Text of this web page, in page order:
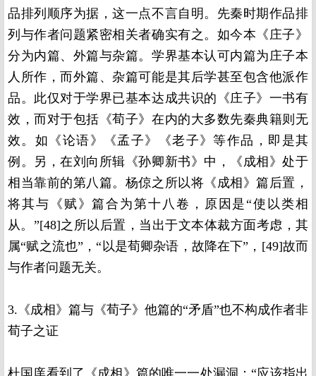
品排列顺序为据，这一点不言自明。先秦时期作品排
列与作者问题紧密相关者确实有之。如今本《庄子》
分为内篇、外篇与杂篇。学界基本认可内篇为庄子本
人所作，而外篇、杂篇可能是其后学甚至包含他派作
品。此仅对于学界已基本达成共识的《庄子》一书有
效，而对于包括《荀子》在内的大多数先秦典籍则无
效。如《论语》《孟子》《老子》等作品，即是其
例。另，在刘向所辑《孙卿新书》中，《成相》处于
相当靠前的第八篇。杨倞之所以将《成相》篇后置，
将其与《赋》篇合为第十八卷，原因是“使以类相
从。”[48]之所以后置，当出于文本体裁方面考虑，其
属“赋之流也”，“以是荀卿杂语，故降在下”，[49]故而
与作者问题无关。
3.《成相》篇与《荀子》他篇的“矛盾”也不构成作者非
荀子之证
杜国庠看到了《成相》篇的唯一一处漏洞：“应该指出